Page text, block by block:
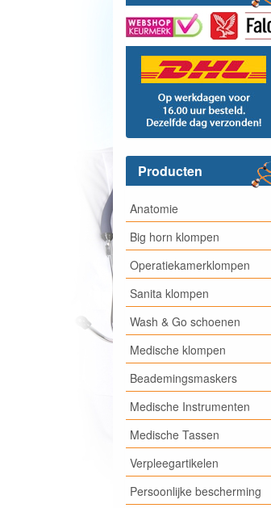
Producten
Anatomie
Big horn klompen
Operatiekamerklompen
Sanita klompen
Wash & Go schoenen
Medische klompen
Beademingsmaskers
Medische Instrumenten
Medische Tassen
Verpleegartikelen
Persoonlijke bescherming